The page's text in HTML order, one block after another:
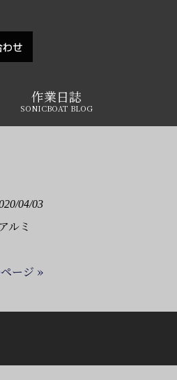
作業日誌
SONICBOAT BLOG
04/03
ルミ
ージ »